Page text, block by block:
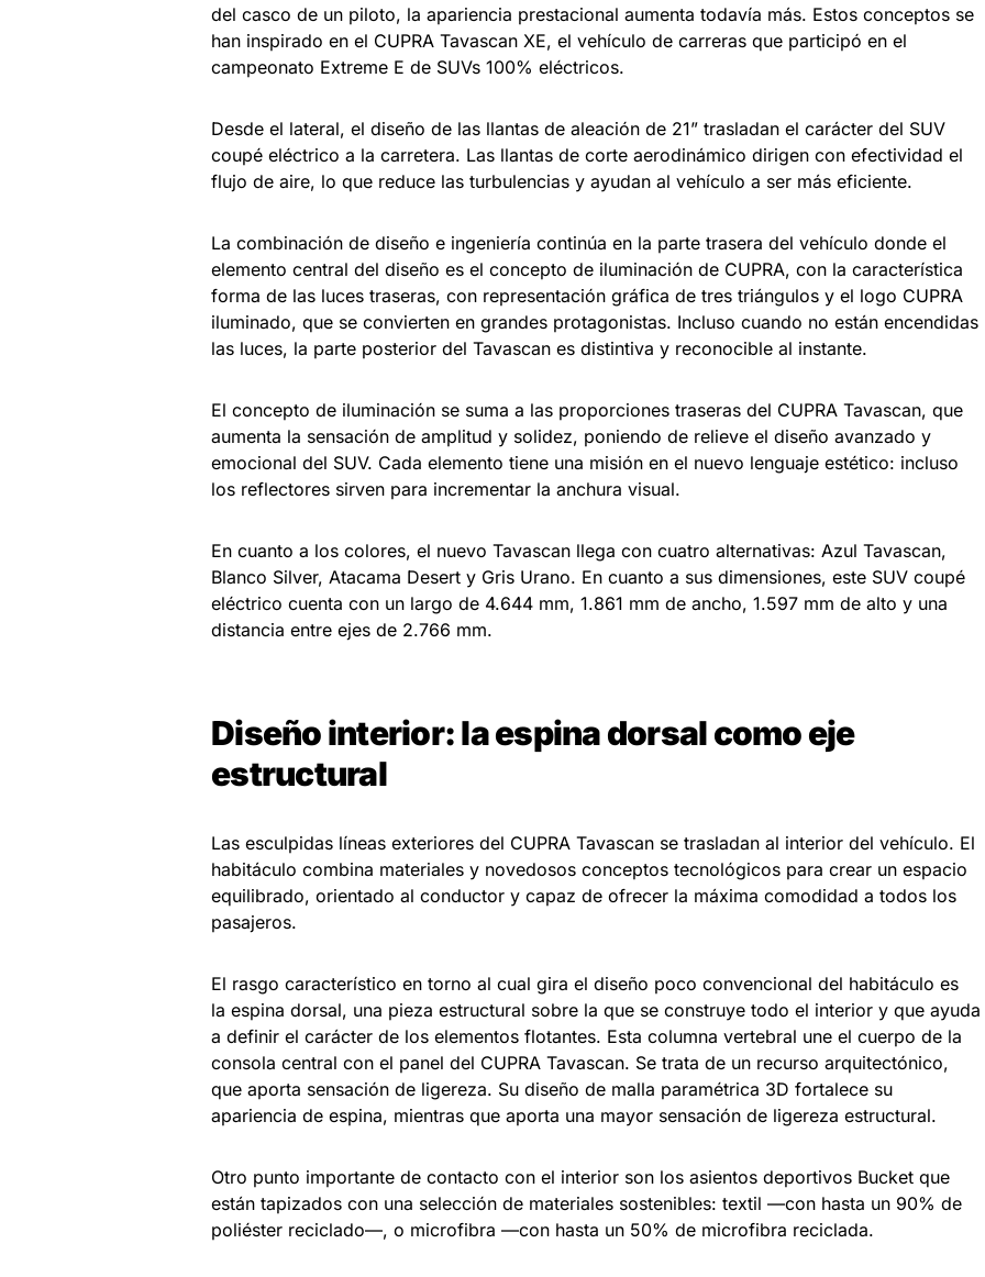
del casco de un piloto, la apariencia prestacional aumenta todavía más. Estos conceptos se
han inspirado en el CUPRA Tavascan XE, el vehículo de carreras que participó en el
campeonato Extreme E de SUVs 100% eléctricos.
Desde el lateral, el diseño de las llantas de aleación de 21” trasladan el carácter del SUV
coupé eléctrico a la carretera. Las llantas de corte aerodinámico dirigen con efectividad el
flujo de aire, lo que reduce las turbulencias y ayudan al vehículo a ser más eficiente.
La combinación de diseño e ingeniería continúa en la parte trasera del vehículo donde el
elemento central del diseño es el concepto de iluminación de CUPRA, con la característica
forma de las luces traseras, con representación gráfica de tres triángulos y el logo CUPRA
iluminado, que se convierten en grandes protagonistas. Incluso cuando no están encendidas
las luces, la parte posterior del Tavascan es distintiva y reconocible al instante.
El concepto de iluminación se suma a las proporciones traseras del CUPRA Tavascan, que
aumenta la sensación de amplitud y solidez, poniendo de relieve el diseño avanzado y
emocional del SUV. Cada elemento tiene una misión en el nuevo lenguaje estético: incluso
los reflectores sirven para incrementar la anchura visual.
En cuanto a los colores, el nuevo Tavascan llega con cuatro alternativas: Azul Tavascan,
Blanco Silver, Atacama Desert y Gris Urano. En cuanto a sus dimensiones, este SUV coupé
eléctrico cuenta con un largo de 4.644 mm, 1.861 mm de ancho, 1.597 mm de alto y una
distancia entre ejes de 2.766 mm.
Diseño interior: la espina dorsal como eje
estructural
Las esculpidas líneas exteriores del CUPRA Tavascan se trasladan al interior del vehículo. El
habitáculo combina materiales y novedosos conceptos tecnológicos para crear un espacio
equilibrado, orientado al conductor y capaz de ofrecer la máxima comodidad a todos los
pasajeros.
El rasgo característico en torno al cual gira el diseño poco convencional del habitáculo es
la espina dorsal, una pieza estructural sobre la que se construye todo el interior y que ayuda
a definir el carácter de los elementos flotantes. Esta columna vertebral une el cuerpo de la
consola central con el panel del CUPRA Tavascan. Se trata de un recurso arquitectónico,
que aporta sensación de ligereza. Su diseño de malla paramétrica 3D fortalece su
apariencia de espina, mientras que aporta una mayor sensación de ligereza estructural.
Otro punto importante de contacto con el interior son los asientos deportivos Bucket que
están tapizados con una selección de materiales sostenibles: textil —con hasta un 90% de
poliéster reciclado—, o microfibra —con hasta un 50% de microfibra reciclada.